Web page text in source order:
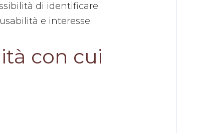
di identificare
e interesse.
con cui